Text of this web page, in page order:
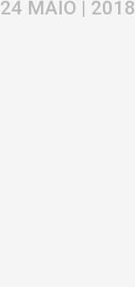
24 MAIO | 2018